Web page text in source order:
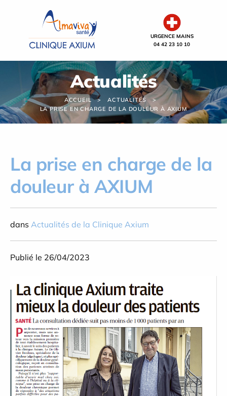
URGENCE MAINS
04 42 23 10 10
Actualités
ACCUEIL
ACTUALITÉS
LA PRISE EN CHARGE DE LA DOULEUR À AXIUM
La prise en charge de la
douleur à AXIUM
dans Actualités de la Clinique Axium
Publié le 26/04/2023